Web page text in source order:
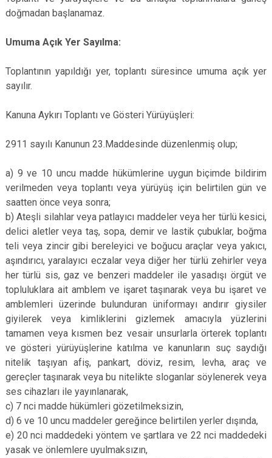
doğmadan başlanamaz.
Umuma Açık Yer Sayılma:
Toplantının yapıldığı yer, toplantı süresince umuma açık yer
sayılır.
Kanuna Aykırı Toplantı ve Gösteri Yürüyüşleri:
2911 sayılı Kanunun 23.Maddesinde düzenlenmiş olup;
a) 9 ve 10 uncu madde hükümlerine uygun biçimde bildirim
verilmeden veya toplantı veya yürüyüş için belirtilen gün ve
saatten önce veya sonra;
b) Ateşli silahlar veya patlayıcı maddeler veya her türlü kesici,
delici aletler veya taş, sopa, demir ve lastik çubuklar, boğma
teli veya zincir gibi bereleyici ve boğucu araçlar veya yakıcı,
aşındırıcı, yaralayıcı eczalar veya diğer her türlü zehirler veya
her türlü sis, gaz ve benzeri maddeler ile yasadışı örgüt ve
topluluklara ait amblem ve işaret taşınarak veya bu işaret ve
amblemleri üzerinde bulunduran üniformayı andırır giysiler
giyilerek veya kimliklerini gizlemek amacıyla yüzlerini
tamamen veya kısmen bez vesair unsurlarla örterek toplantı
ve gösteri yürüyüşlerine katılma ve kanunların suç saydığı
nitelik taşıyan afiş, pankart, döviz, resim, levha, araç ve
gereçler taşınarak veya bu nitelikte sloganlar söylenerek veya
ses cihazları ile yayınlanarak,
c) 7 nci madde hükümleri gözetilmeksizin,
d) 6 ve 10 uncu maddeler gereğince belirtilen yerler dışında,
e) 20 nci maddedeki yöntem ve şartlara ve 22 nci maddedeki
yasak ve önlemlere uyulmaksızın,